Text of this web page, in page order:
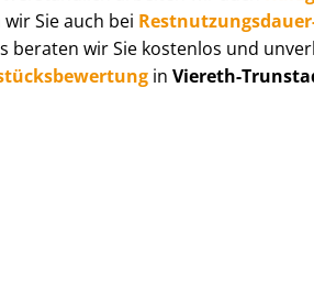
Sie auch bei
beraten wir Sie kostenlos und
inViereth-